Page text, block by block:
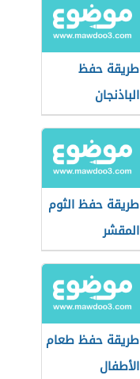
طريقة حفظ
الباذنجان
طريقة حفظ الثوم
المقشر
طريقة حفظ طعام
الأطفال